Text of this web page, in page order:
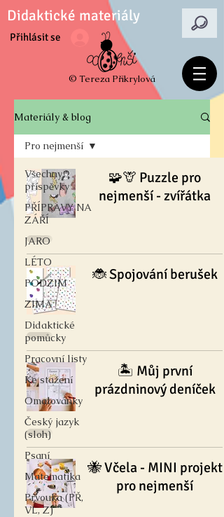
Didaktické materiály
Přihlásit se
© Tereza Přikrylová
Materiály & blog
Všechny
příspěvky
PŘÍPRAVY NA
ZÁŘÍ
JARO
LÉTO
PODZIM
ZIMA
Didaktické
pomůcky
Pracovní listy
Ke stažení
Omalovánky
Český jazyk
(sloh)
Psaní
Matematika
Prvouka (PŘ,
VL, Z)
Pro nejmenší
🧩🦒 Puzzle pro
nejmenší - zvířátka
🐞 Spojování berušek
🏝️ Můj první
prázdninový deníček
🐝 Včela - MINI projekt
pro nejmenší